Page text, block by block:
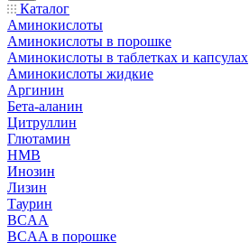
Каталог
Аминокислоты
Аминокислоты в порошке
Аминокислоты в таблетках и капсулах
Аминокислоты жидкие
Аргинин
Бета-аланин
Цитруллин
Глютамин
HMB
Инозин
Лизин
Таурин
BCAA
BCAA в порошке